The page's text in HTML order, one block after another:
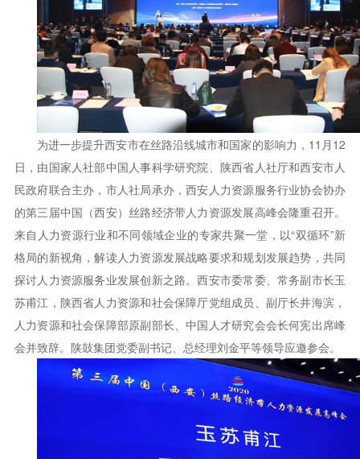
为进一步提升西安市在丝路沿线城市和国家的影响力，11月12
日，由国家人社部中国人事科学研究院、陕西省人社厅和西安市人
民政府联合主办，市人社局承办，西安人力资源服务行业协会协办
的第三届中国（西安）丝路经济带人力资源发展高峰会隆重召开。
来自人力资源行业和不同领域企业的专家共聚一堂，以“双循环”新
格局的新视角，解读人力资源发展战略要求和规划发展趋势，共同
探讨人力资源服务业发展创新之路。西安市委常委、常务副市长玉
苏甫江，陕西省人力资源和社会保障厅党组成员、副厅长井海滨，
人力资源和社会保障部原副部长、中国人才研究会会长何宪出席峰
会并致辞。陕鼓集团党委副书记、总经理刘金平等领导应邀参会。